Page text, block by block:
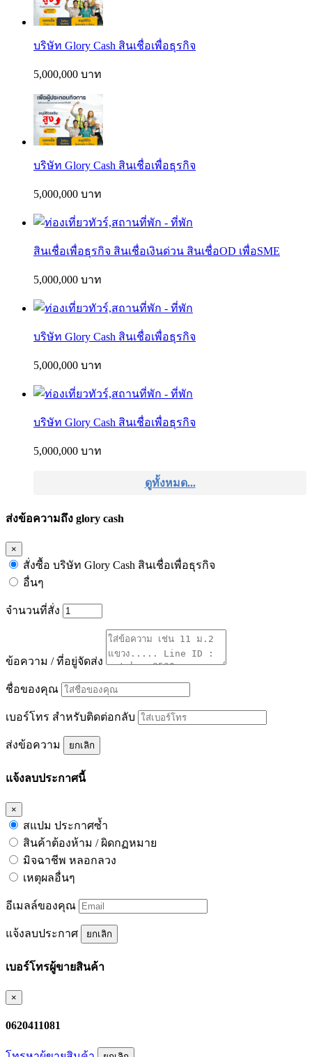
บริษัท Glory Cash สินเชื่อเพื่อธุรกิจ
5,000,000 บาท
บริษัท Glory Cash สินเชื่อเพื่อธุรกิจ
5,000,000 บาท
สินเชื่อเพื่อธุรกิจ สินเชื่อเงินด่วน สินเชื่อOD เพื่อSME
5,000,000 บาท
บริษัท Glory Cash สินเชื่อเพื่อธุรกิจ
5,000,000 บาท
บริษัท Glory Cash สินเชื่อเพื่อธุรกิจ
5,000,000 บาท
ดูทั้งหมด...
ส่งข้อความถึง glory cash
×
สั่งซื้อ บริษัท Glory Cash สินเชื่อเพื่อธุรกิจ
อื่นๆ
จำนวนที่สั่ง
ข้อความ / ที่อยู่จัดส่ง
ชื่อของคุณ
เบอร์โทร สำหรับติดต่อกลับ
ส่งข้อความ ยกเลิก
แจ้งลบประกาศนี้
×
สแปม ประกาศซ้ำ
สินค้าต้องห้าม / ผิดกฏหมาย
มิจฉาชีพ หลอกลวง
เหตุผลอื่นๆ
อีเมลล์ของคุณ
แจ้งลบประกาศ ยกเลิก
เบอร์โทรผู้ขายสินค้า
×
0620411081